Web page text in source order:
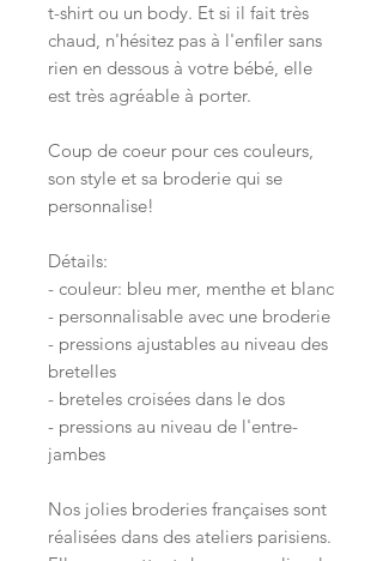
t-shirt ou un body. Et si il fait très
chaud, n'hésitez pas à l'enfiler sans
rien en dessous à votre bébé, elle
est très agréable à porter.
Coup de coeur pour ces couleurs,
son style et sa broderie qui se
personnalise!
Détails:
- couleur: bleu mer, menthe et blanc
- personnalisable avec une broderie
- pressions ajustables au niveau des
bretelles
- breteles croisées dans le dos
- pressions au niveau de l'entre-
jambes
Nos jolies broderies françaises sont
réalisées dans des ateliers parisiens.